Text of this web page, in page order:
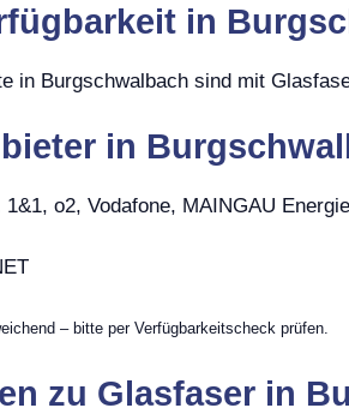
in
in Burgschwalbach sind mit
in
1&1, o2, Vodafone, MAINGAU Energie
– bitte per Verfügbarkeitscheck prüfen.
zu Glasfaser in